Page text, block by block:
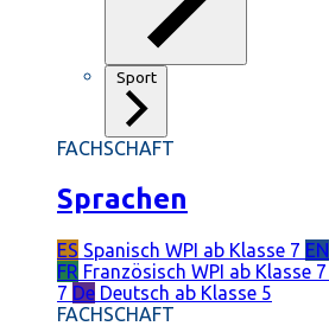
Sport
FACHSCHAFT
Sprachen
ES Spanisch WPI ab Klasse 7 EN
FR Französisch WPI ab Klasse 7
7 De Deutsch ab Klasse 5
FACHSCHAFT